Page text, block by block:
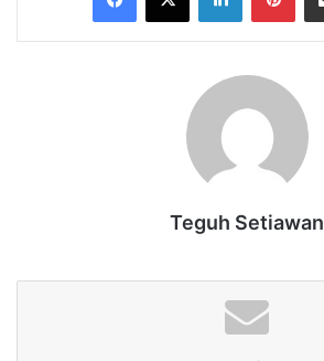
Teguh Setiawan